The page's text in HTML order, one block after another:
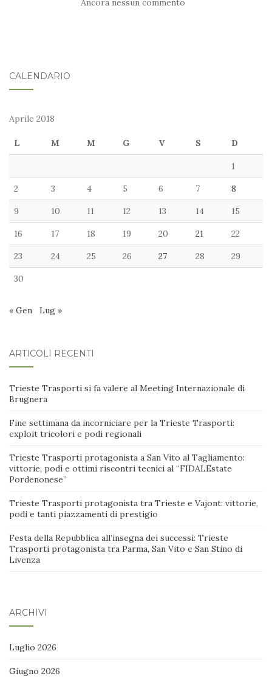
Ancora nessun commento
CALENDARIO
Aprile 2018
L M M G V S D
1
2 3 4 5 6 7 8
9 10 11 12 13 14 15
16 17 18 19 20 21 22
23 24 25 26 27 28 29
30
« Gen Lug »
ARTICOLI RECENTI
Trieste Trasporti si fa valere al Meeting Internazionale di
Brugnera
Fine settimana da incorniciare per la Trieste Trasporti:
exploit tricolori e podi regionali
Trieste Trasporti protagonista a San Vito al Tagliamento:
vittorie, podi e ottimi riscontri tecnici al “FIDALEstate
Pordenonese”
Trieste Trasporti protagonista tra Trieste e Vajont: vittorie,
podi e tanti piazzamenti di prestigio
Festa della Repubblica all’insegna dei successi: Trieste
Trasporti protagonista tra Parma, San Vito e San Stino di
Livenza
ARCHIVI
Luglio 2026
Giugno 2026